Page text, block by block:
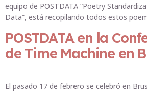
equipo de POSTDATA “Poetry
Data”, está recopilando todos estos
POSTDATA en la
de Time Machine en
El pasado 17 de febrero se celebró en